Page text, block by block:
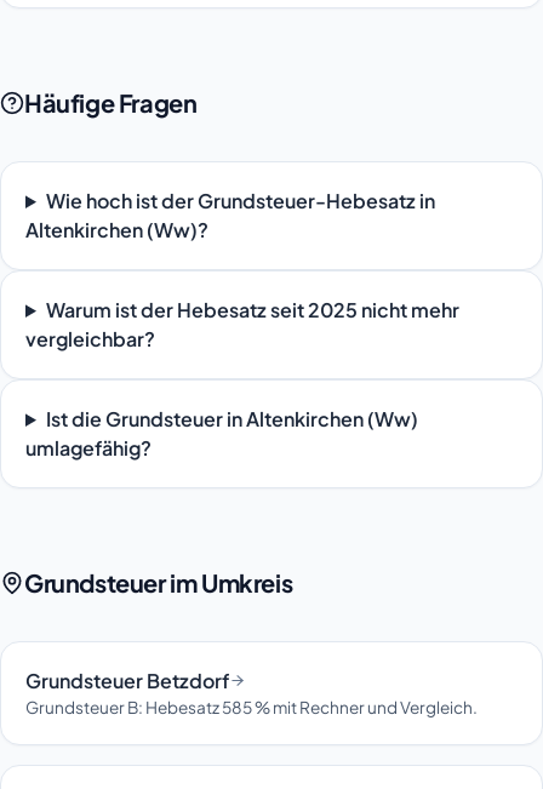
Häufige Fragen
Wie hoch ist der Grundsteuer-Hebesatz in
Altenkirchen (Ww)?
Warum ist der Hebesatz seit 2025 nicht mehr
vergleichbar?
Ist die Grundsteuer in Altenkirchen (Ww)
umlagefähig?
Grundsteuer im Umkreis
Grundsteuer Betzdorf
Grundsteuer B: Hebesatz 585 % mit Rechner und Vergleich.